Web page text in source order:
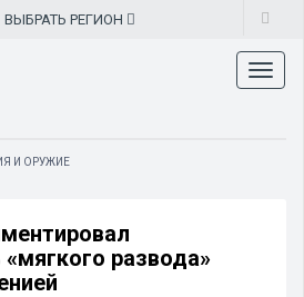
ВЫБРАТЬ РЕГИОН
И ОРУЖИЕ
развода»